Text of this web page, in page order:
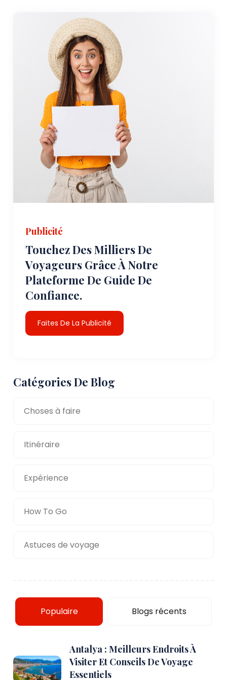
Publicité
Touchez Des Milliers De
Voyageurs Grâce À Notre
Plateforme De Guide De
Confiance.
Faites De La Publicité
Catégories De Blog
Choses à faire
Itinéraire
Expérience
How To Go
Astuces de voyage
Populaire Blogs récents
Antalya : Meilleurs Endroits À
Visiter Et Conseils De Voyage
Essentiels